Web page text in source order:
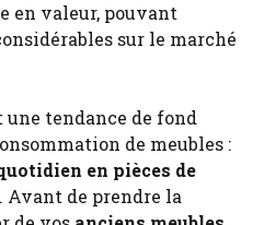
en valeur, pouvant
sur le marché
tendance de fond
de meubles :
en pièces de
. Avant de prendre la